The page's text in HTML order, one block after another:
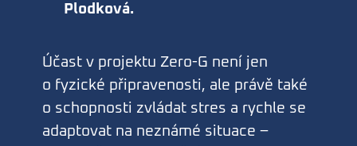
Plodková.
Účast v projektu Zero-G není jen
o fyzické připravenosti, ale právě také
o schopnosti zvládat stres a rychle se
adaptovat na neznámé situace –